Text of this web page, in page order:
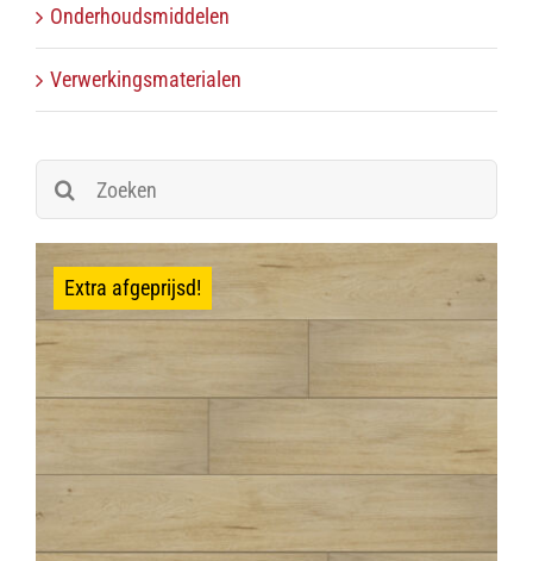
Onderhoudsmiddelen
Verwerkingsmaterialen
Zoeken
naar:
Extra afgeprijsd!